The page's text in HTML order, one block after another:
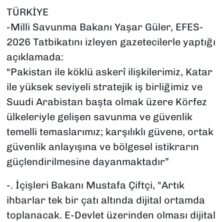
TÜRKİYE
-Milli Savunma Bakanı Yaşar Güler, EFES-
2026 Tatbikatını izleyen gazetecilerle yaptığı
açıklamada:
“Pakistan ile köklü askerî ilişkilerimiz, Katar
ile yüksek seviyeli stratejik iş birliğimiz ve
Suudi Arabistan başta olmak üzere Körfez
ülkeleriyle gelişen savunma ve güvenlik
temelli temaslarımız; karşılıklı güvene, ortak
güvenlik anlayışına ve bölgesel istikrarın
güçlendirilmesine dayanmaktadır”
-. İçişleri Bakanı Mustafa Çiftçi, "Artık
ihbarlar tek bir çatı altında dijital ortamda
toplanacak. E-Devlet üzerinden olması dijital
TEKNOLOJİ
YAŞAM
YEREL YÖNETİMLER